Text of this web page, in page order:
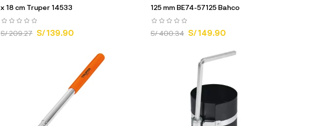
x 18 cm Truper 14533
S/ 209.27 S/ 139.90
125 mm BE74-57125 Bahco
S/ 400.34 S/ 149.90